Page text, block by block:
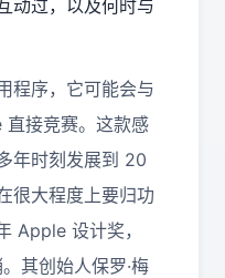
动过，以及何时与
程序，它可能会与
接竞赛。这款感
年时刻发展到 20
大程度上要归功
Apple 设计奖，
其创始人保罗·梅